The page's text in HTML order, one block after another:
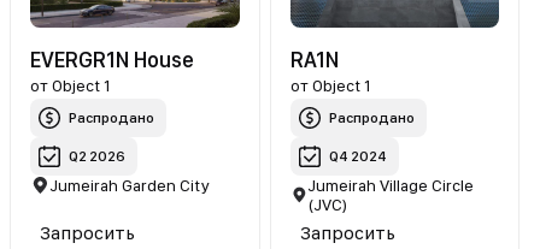
EVERGR1N House
отObject 1
Распродано
Q2 2026
Jumeirah Garden City
Запросить
RA1N
от Object 1
Распродано
Q4 2024
Jumeirah Village Circle
(JVC)
Запросить